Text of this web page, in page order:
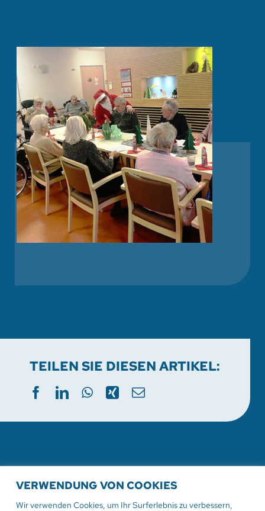
VERWENDUNG VON COOKIES
Wir verwenden Cookies, um Ihr Surferlebnis zu verbessern,
TEILEN SIE DIESEN ARTIKEL:
WEITERE AKTUELLE
VERANSTALTUNGEN